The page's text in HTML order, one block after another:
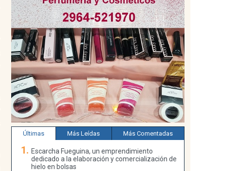
Últimas Más Leídas Más Comentadas
Escarcha Fueguina, un emprendimiento
dedicado a la elaboración y comercialización de
hielo en bolsas